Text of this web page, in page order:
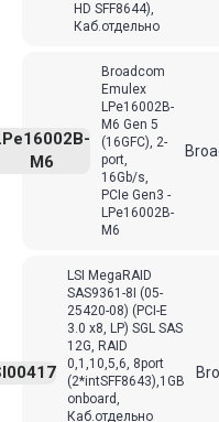
HD SFF8644),
Каб.отдельно
Broadcom
Emulex
LPe16002B-
M6 Gen 5
(16GFC), 2-
port,
16Gb/s,
PCIe Gen3 -
LPe16002B-
M6
M6
LSI MegaRAID
SAS9361-8I (05-
25420-08) (PCI-E
3.0 x8, LP) SGL SAS
12G, RAID
0,1,10,5,6, 8port
(2*intSFF8643),1GB
onboard,
Каб.отдельно